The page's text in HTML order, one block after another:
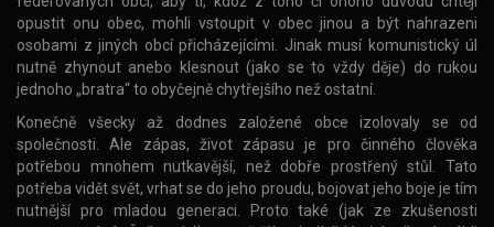
opustit onu obec, mohli vstoupit v obec jinou a být nahrazeni
osobami z jiných obcí přicházejícími. Jinak musí komunistický úl
nutně zhynout anebo klesnout (jako se to vždy děje) do rukou
jednoho „bratra“ to obyčejně chytřejšího než ostatní.
Konečně všecky až dodnes založené obce izolovaly se od
společnosti. Ale zápas, život zápasu je pro činného člověka
potřebou mnohem nutkavější, než dobře prostřený stůl. Tato
potřeba vidět svět, vrhat se do jeho proudu, bojovat jeho boje je tím
nutnější pro mladou generaci. Proto také (jak ze zkušenosti